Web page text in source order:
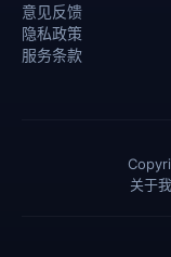
意见反馈
隐私政策
服务条款
关于